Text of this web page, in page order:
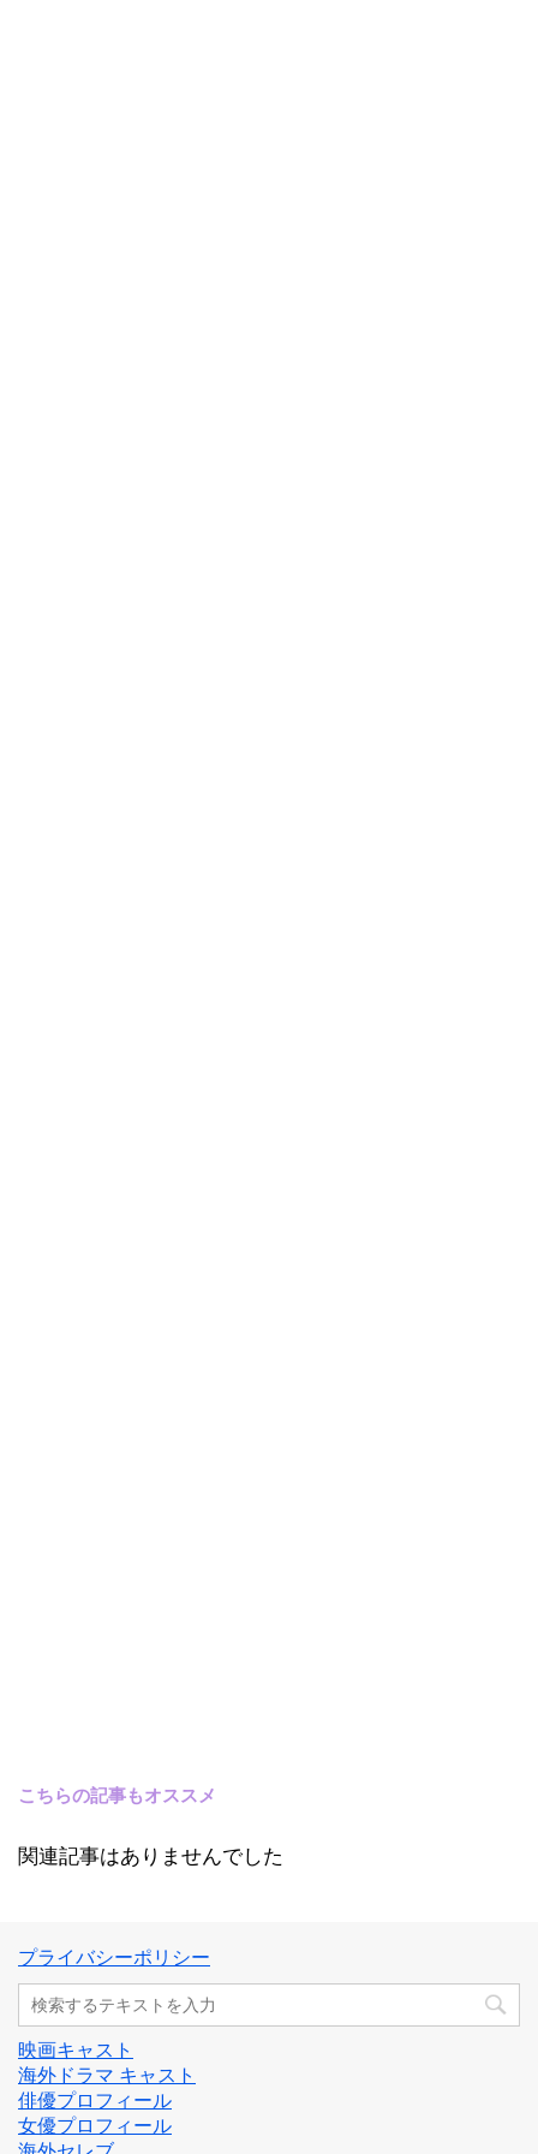
こちらの記事もオススメ
関連記事はありませんでした
プライバシーポリシー
映画キャスト
海外ドラマ キャスト
俳優プロフィール
女優プロフィール